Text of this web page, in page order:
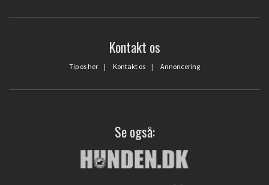
Kontakt os
Tip os her | Kontakt os | Annoncering
Se også: